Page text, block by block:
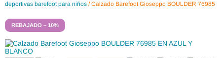
deportivas barefoot para niños / Calzado Barefoot Gioseppo BOULDER 76985
REBAJADO – 10%